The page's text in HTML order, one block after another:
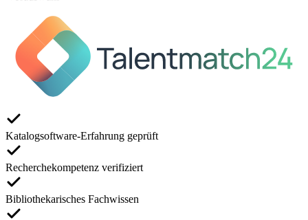
Katalogsoftware-Erfahrung geprüft
Recherchekompetenz verifiziert
Bibliothekarisches Fachwissen